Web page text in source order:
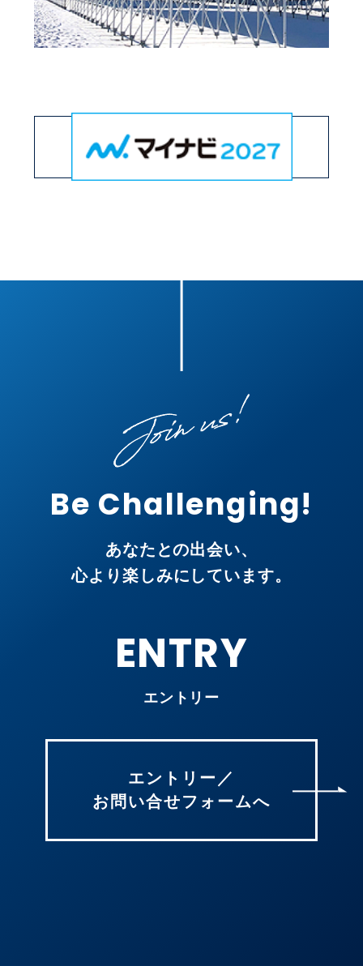
Be Challenging!
あなたとの出会い、
心より楽しみにしています。
ENTRY
エントリー
エントリー／
お問い合せフォームへ